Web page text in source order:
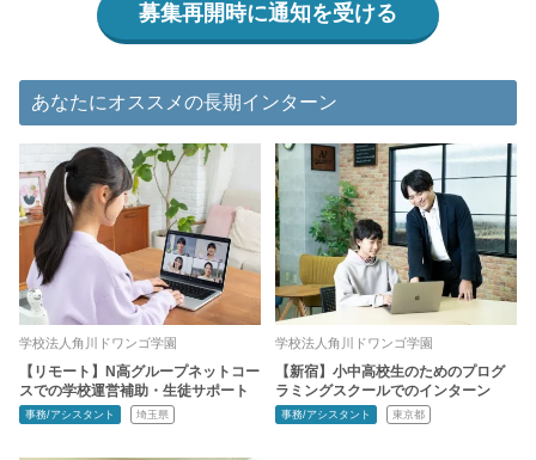
募集再開時に通知を受ける
あなたにオススメの長期インターン
学校法人角川ドワンゴ学園
【リモート】N高グループネットコー
スでの学校運営補助・生徒サポート
事務/アシスタント 埼玉県
学校法人角川ドワンゴ学園
【新宿】小中高校生のためのプログ
ラミングスクールでのインターン
事務/アシスタント 東京都